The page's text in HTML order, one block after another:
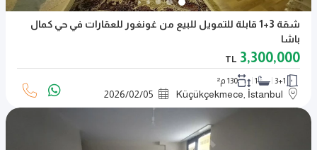
شقة 3+1 قابلة للتمويل للبيع من غونغور للعقارات في حي كمال
باشا
3,300,000
TL
3+1
1 130 م²
Küçükçekmece, İstanbul
2026/02/05